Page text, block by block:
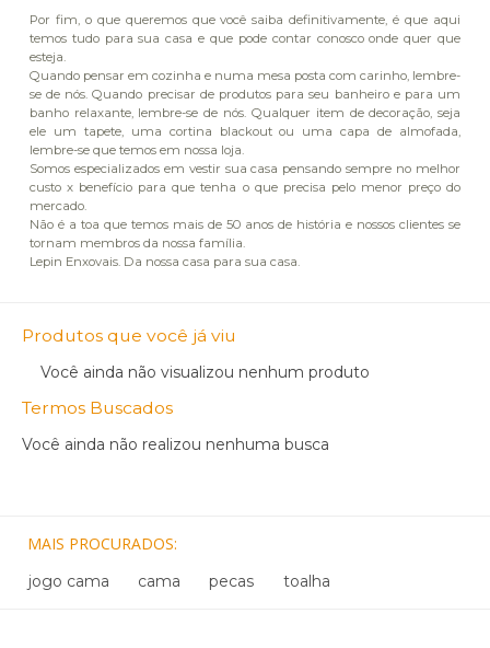
Por fim, o que queremos que você saiba definitivamente, é que aqui
temos tudo para sua casa e que pode contar conosco onde quer que
esteja.
Quando pensar em cozinha e numa mesa posta com carinho, lembre-
se de nós. Quando precisar de produtos para seu banheiro e para um
banho relaxante, lembre-se de nós. Qualquer item de decoração, seja
ele um tapete, uma cortina blackout ou uma capa de almofada,
lembre-se que temos em nossa loja.
Somos especializados em vestir sua casa pensando sempre no melhor
custo x benefício para que tenha o que precisa pelo menor preço do
mercado.
Não é a toa que temos mais de 50 anos de história e nossos clientes se
tornam membros da nossa família.
Lepin Enxovais. Da nossa casa para sua casa.
Produtos que você já viu
Você ainda não visualizou nenhum produto
Termos Buscados
Você ainda não realizou nenhuma busca
MAIS PROCURADOS
jogo cama cama pecas toalha